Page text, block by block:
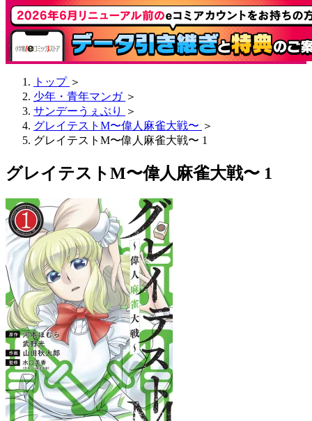
トップ ＞
少年・青年マンガ ＞
サンデーうぇぶり
＞
グレイテストM〜偉人麻雀大戦〜 ＞
グレイテストM〜偉人麻雀大戦〜 1
グレイテストM〜偉人麻雀大戦〜 1